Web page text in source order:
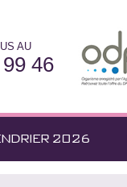
AU
46
2026